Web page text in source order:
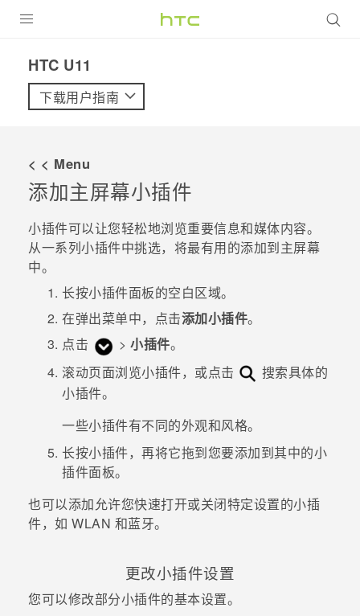
VIVE
支持帮助
在线客服
HTC U11‎
下载用户指南
< < Menu
添加主屏幕小插件
小插件可以让您轻松地浏览重要信息和媒体内容。
从一系列小插件中挑选，将最有用的添加到主屏幕
中。
长按小插件面板的空白区域。
在弹出菜单中，点击添加小插件。
点击
> 小插件。
滚动页面浏览小插件，或点击
搜索具体的
小插件。
一些小插件有不同的外观和风格。
长按小插件，再将它拖到您要添加到其中的小
插件面板。
也可以添加允许您快速打开或关闭特定设置的小插
件，如 WLAN 和蓝牙。
更改小插件设置
您可以修改部分小插件的基本设置。